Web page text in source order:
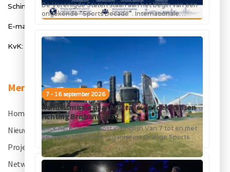
De Verenigde Staten staan aan het begin van een
ongekende “Sports Decade”. Internationale
topsportevenementen en grote investeringen in
7 - 16 september 2026
Handelsmissie naar Australië: ontdek kansen
richting Brisbane 2032
Click here for the post in English Van 7 tot en met
16 september 2026 organiseert Orange Sports
Forum in...
Schimmelt 40, 5611 ZX Eindhoven
E-mail: info@orangesportsforum.com
KvK: 50334905
Menu
Home
Nieuws
Projecten
Netwerk